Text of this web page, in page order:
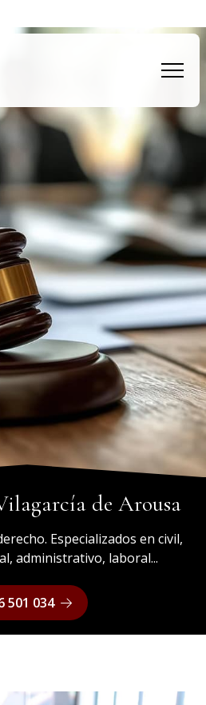
de Arousa
Especializados en civil,
administrativo, laboral...
501 034